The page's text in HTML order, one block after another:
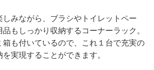
しみながら、ブラシやトイレットペー
もしっかり収納するコーナーラック。
箱も付いているので、これ１台で充実の
を実現することができます。